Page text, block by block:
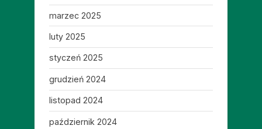
marzec 2025
luty 2025
styczeń 2025
grudzień 2024
listopad 2024
październik 2024